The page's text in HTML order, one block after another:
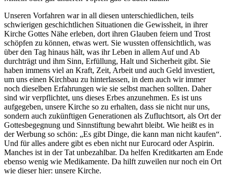
Unseren Vorfahren war in all diesen unterschiedlichen, teils
schwierigen geschichtlichen Situationen die Gewissheit, in ihrer
Kirche Gottes Nähe erleben, dort ihren Glauben feiern und Trost
schöpfen zu können, etwas wert. Sie wussten offensichtlich, was
über den Tag hinaus hält, was ihr Leben in allem Auf und Ab
durchträgt und ihm Sinn, Erfüllung, Halt und Sicherheit gibt. Sie
haben immens viel an Kraft, Zeit, Arbeit und auch Geld investiert,
um uns einen Kirchbau zu hinterlassen, in dem auch wir immer
noch dieselben Erfahrungen wie sie selbst machen sollten. Daher
sind wir verpflichtet, uns dieses Erbes anzunehmen. Es ist uns
aufgegeben, unsere Kirche so zu erhalten, dass sie nicht nur uns,
sondern auch zukünftigen Generationen als Zufluchtsort, als Ort der
Gottesbegegnung und Sinnstiftung bewahrt bleibt. Wie heißt es in
der Werbung so schön: „Es gibt Dinge, die kann man nicht kaufen“.
Und für alles andere gibt es eben nicht nur Eurocard oder Aspirin.
Manches ist in der Tat unbezahlbar. Da helfen Kreditkarten am Ende
ebenso wenig wie Medikamente. Da hilft zuweilen nur noch ein Ort
wie dieser hier: unsere Kirche.